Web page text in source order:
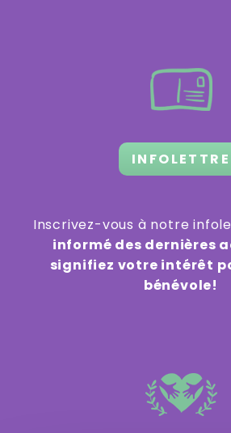
INFOLETTRE
Inscrivez-vous à notre
informé des dernières
signifiez votre intérêt
bénévole!